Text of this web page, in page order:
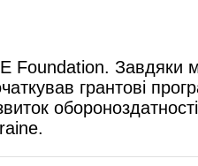
Foundation. Завдяки
грантові